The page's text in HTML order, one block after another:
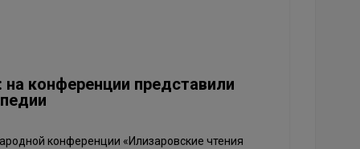
на конференции представили
конференции «Илизаровские чтения